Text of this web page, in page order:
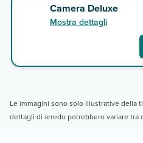
Camera Deluxe
Mostra dettagli
Le immagini sono solo illustrative della
dettagli di arredo potrebbero variare tra